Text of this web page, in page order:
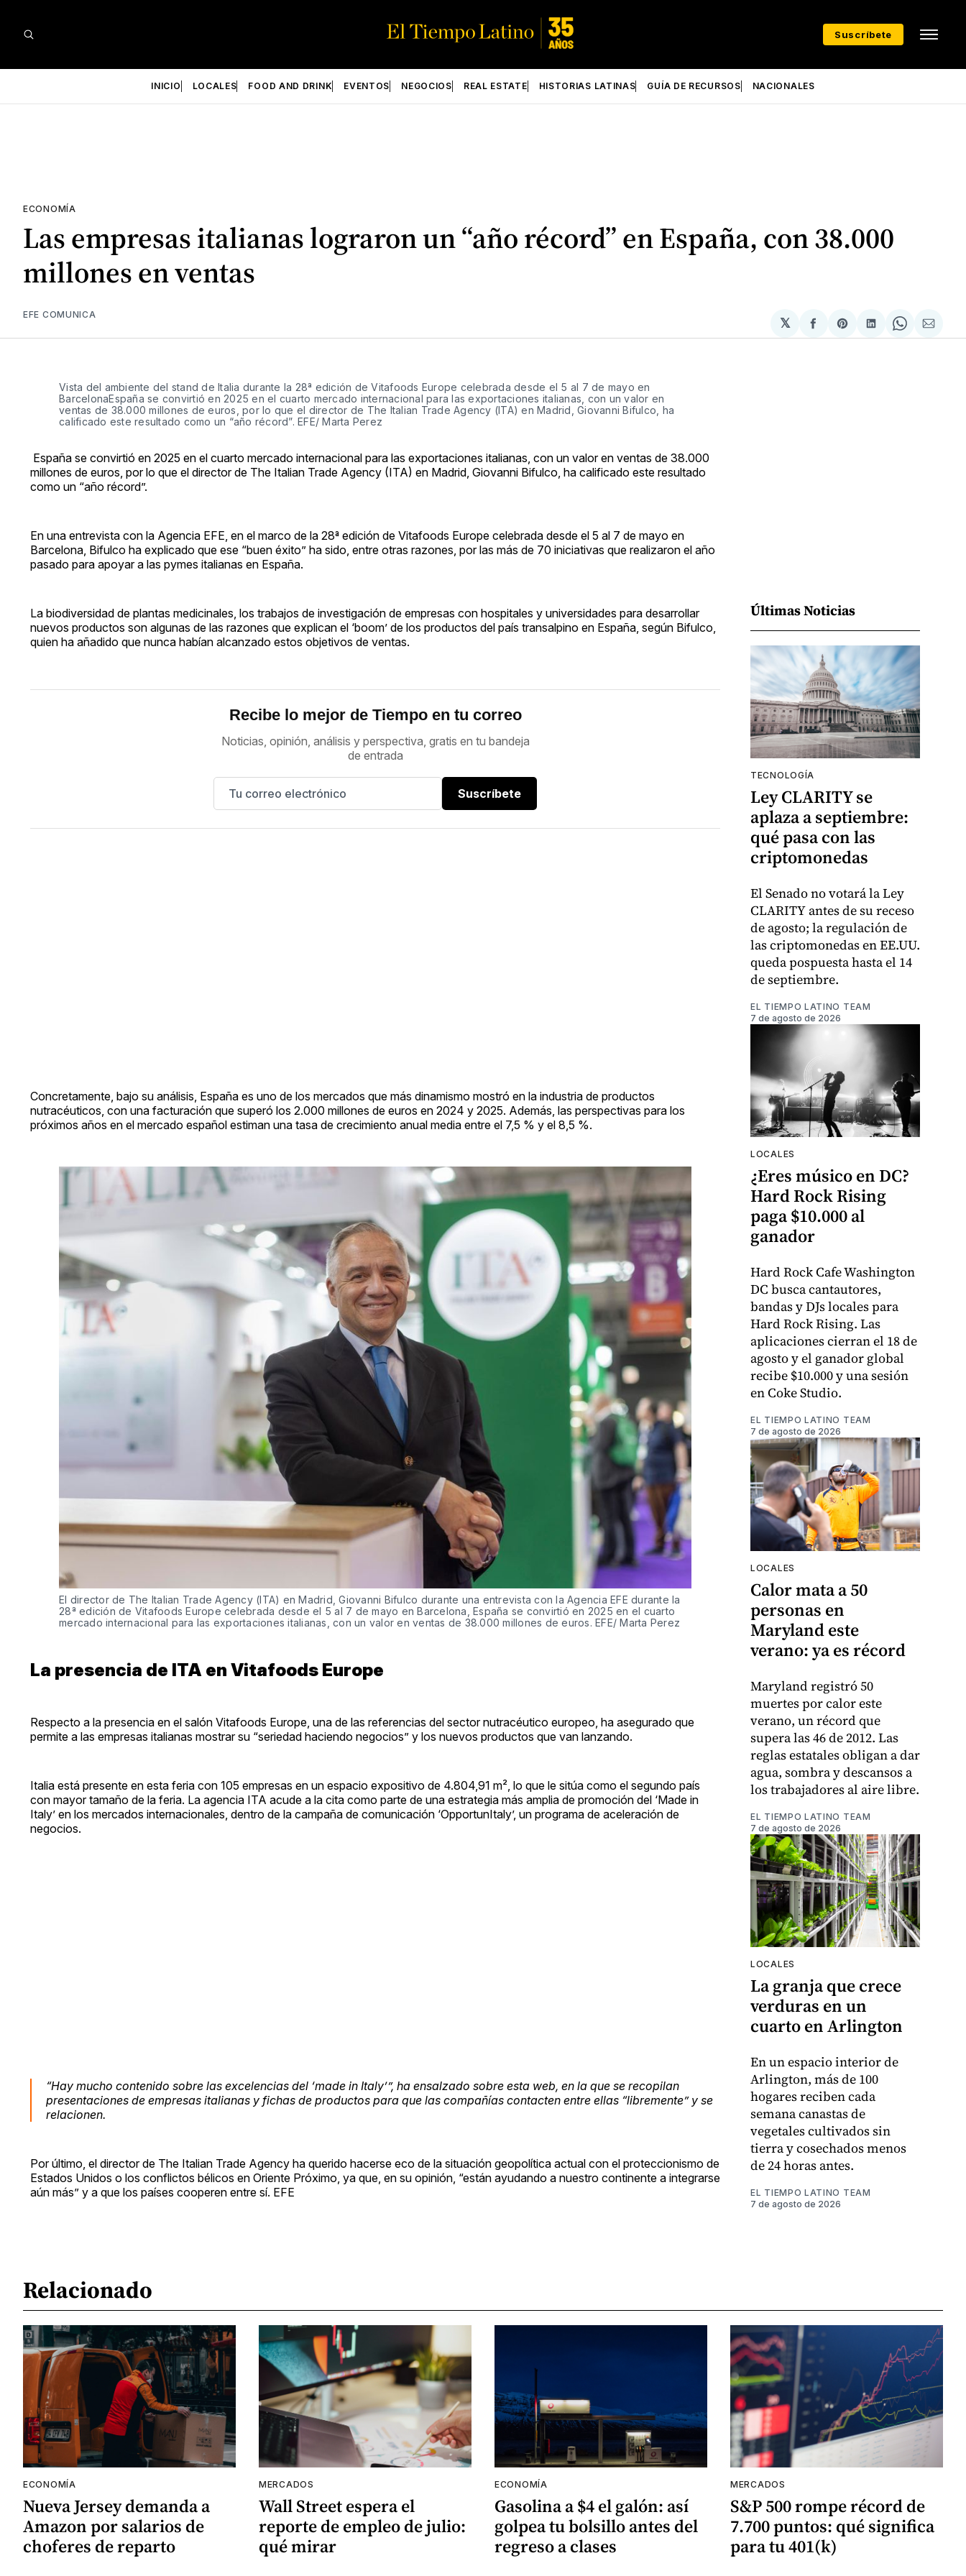
Suscríbete
INICIO LOCALES FOOD AND DRINK EVENTOS NEGOCIOS REAL ESTATE HISTORIAS LATINAS GUÍA DE RECURSOS NACIONALES
ECONOMÍA
Las empresas italianas lograron un “año récord” en España, con 38.000
millones en ventas
EFE COMUNICA
𝕏
Compartir
en
Share
on
Compartir
en
Share
on
via
Vista del ambiente del stand de Italia durante la 28ª edición de Vitafoods Europe celebrada desde el 5 al 7 de mayo en
BarcelonaEspaña se convirtió en 2025 en el cuarto mercado internacional para las exportaciones italianas, con un valor en
ventas de 38.000 millones de euros, por lo que el director de The Italian Trade Agency (ITA) en Madrid, Giovanni Bifulco, ha
calificado este resultado como un “año récord”. EFE/ Marta Perez
España se convirtió en 2025 en el cuarto mercado internacional para las exportaciones italianas, con un valor en ventas de 38.000
millones de euros, por lo que el director de The Italian Trade Agency (ITA) en Madrid, Giovanni Bifulco, ha calificado este resultado
como un “año récord”.
En una entrevista con la Agencia EFE, en el marco de la 28ª edición de Vitafoods Europe celebrada desde el 5 al 7 de mayo en
Barcelona, Bifulco ha explicado que ese “buen éxito” ha sido, entre otras razones, por las más de 70 iniciativas que realizaron el año
pasado para apoyar a las pymes italianas en España.
La biodiversidad de plantas medicinales, los trabajos de investigación de empresas con hospitales y universidades para desarrollar
nuevos productos son algunas de las razones que explican el ‘boom’ de los productos del país transalpino en España, según Bifulco,
quien ha añadido que nunca habían alcanzado estos objetivos de ventas.
Recibe lo mejor de Tiempo en tu correo
Noticias, opinión, análisis y perspectiva, gratis en tu bandeja
de entrada
Suscríbete
Concretamente, bajo su análisis, España es uno de los mercados que más dinamismo mostró en la industria de productos
nutracéuticos, con una facturación que superó los 2.000 millones de euros en 2024 y 2025. Además, las perspectivas para los
próximos años en el mercado español estiman una tasa de crecimiento anual media entre el 7,5 % y el 8,5 %.
El director de The Italian Trade Agency (ITA) en Madrid, Giovanni Bifulco durante una entrevista con la Agencia EFE durante la
28ª edición de Vitafoods Europe celebrada desde el 5 al 7 de mayo en Barcelona, España se convirtió en 2025 en el cuarto
mercado internacional para las exportaciones italianas, con un valor en ventas de 38.000 millones de euros. EFE/ Marta Perez
La presencia de ITA en Vitafoods Europe
Respecto a la presencia en el salón Vitafoods Europe, una de las referencias del sector nutracéutico europeo, ha asegurado que
permite a las empresas italianas mostrar su “seriedad haciendo negocios” y los nuevos productos que van lanzando.
Italia está presente en esta feria con 105 empresas en un espacio expositivo de 4.804,91 m², lo que le sitúa como el segundo país
con mayor tamaño de la feria. La agencia ITA acude a la cita como parte de una estrategia más amplia de promoción del ‘Made in
Italy’ en los mercados internacionales, dentro de la campaña de comunicación ‘OpportunItaly’, un programa de aceleración de
negocios.
“Hay mucho contenido sobre las excelencias del ‘made in Italy’”, ha ensalzado sobre esta web, en la que se recopilan
presentaciones de empresas italianas y fichas de productos para que las compañías contacten entre ellas “libremente” y se
relacionen.
Por último, el director de The Italian Trade Agency ha querido hacerse eco de la situación geopolítica actual con el proteccionismo de
Estados Unidos o los conflictos bélicos en Oriente Próximo, ya que, en su opinión, “están ayudando a nuestro continente a integrarse
aún más” y a que los países cooperen entre sí. EFE
Últimas Noticias
TECNOLOGÍA
Ley CLARITY se
aplaza a septiembre:
qué pasa con las
criptomonedas
El Senado no votará la Ley
CLARITY antes de su receso
de agosto; la regulación de
las criptomonedas en EE.UU.
queda pospuesta hasta el 14
de septiembre.
EL TIEMPO LATINO TEAM
7 de agosto de 2026
LOCALES
¿Eres músico en DC?
Hard Rock Rising
paga $10.000 al
ganador
Hard Rock Cafe Washington
DC busca cantautores,
bandas y DJs locales para
Hard Rock Rising. Las
aplicaciones cierran el 18 de
agosto y el ganador global
recibe $10.000 y una sesión
en Coke Studio.
EL TIEMPO LATINO TEAM
7 de agosto de 2026
LOCALES
Calor mata a 50
personas en
Maryland este
verano: ya es récord
Maryland registró 50
muertes por calor este
verano, un récord que
supera las 46 de 2012. Las
reglas estatales obligan a dar
agua, sombra y descansos a
los trabajadores al aire libre.
EL TIEMPO LATINO TEAM
7 de agosto de 2026
LOCALES
La granja que crece
verduras en un
cuarto en Arlington
En un espacio interior de
Arlington, más de 100
hogares reciben cada
semana canastas de
vegetales cultivados sin
tierra y cosechados menos
de 24 horas antes.
EL TIEMPO LATINO TEAM
7 de agosto de 2026
Relacionado
ECONOMÍA
Nueva Jersey demanda a
Amazon por salarios de
choferes de reparto
MERCADOS
Wall Street espera el
reporte de empleo de julio:
qué mirar
ECONOMÍA
Gasolina a $4 el galón: así
golpea tu bolsillo antes del
regreso a clases
MERCADOS
S&P 500 rompe récord de
7.700 puntos: qué significa
para tu 401(k)